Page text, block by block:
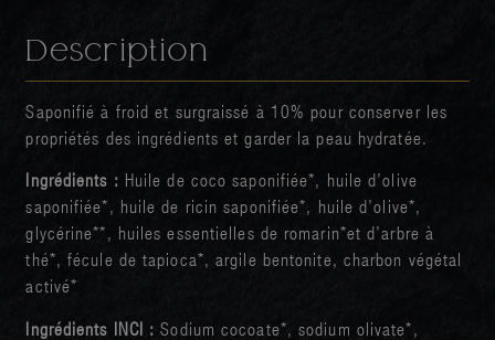
Description
Saponifié à froid et surgraissé à 10% pour conserver les
propriétés des ingrédients et garder la peau hydratée.
Ingrédients : Huile de coco saponifiée*, huile d’olive
saponifiée*, huile de ricin saponifiée*, huile d’olive*,
glycérine**, huiles essentielles de romarin*et d’arbre à
thé*, fécule de tapioca*, argile bentonite, charbon végétal
activé*
Ingrédients INCI : Sodium cocoate*, sodium olivate*,